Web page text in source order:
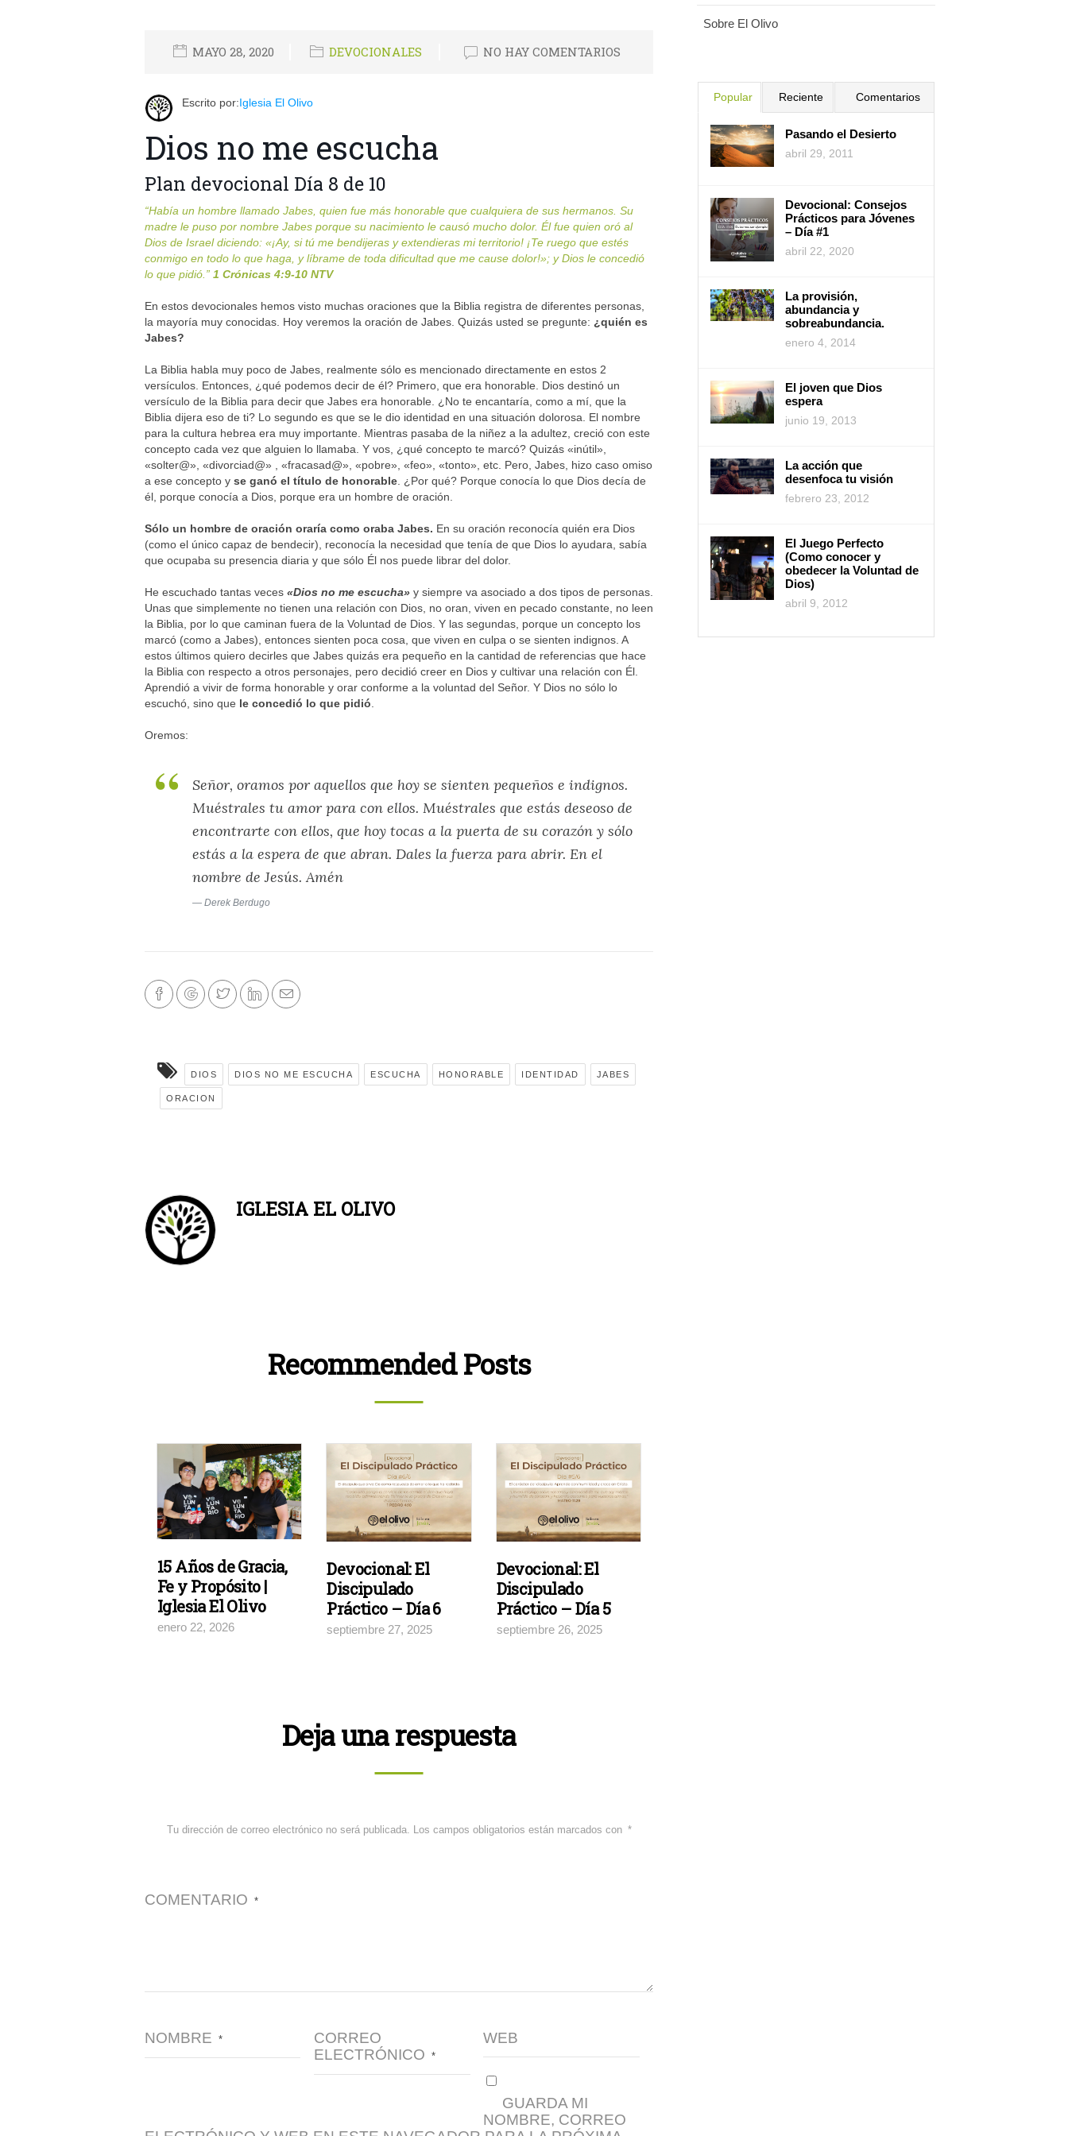
MAYO 28, 2020 DEVOCIONALES NO HAY COMENTARIOS
Escrito por:Iglesia El Olivo
Dios no me escucha
Plan devocional Día 8 de 10
“Había un hombre llamado Jabes, quien fue más honorable que cualquiera de sus hermanos. Su
madre le puso por nombre Jabes porque su nacimiento le causó mucho dolor. Él fue quien oró al
Dios de Israel diciendo: «¡Ay, si tú me bendijeras y extendieras mi territorio! ¡Te ruego que estés
conmigo en todo lo que haga, y líbrame de toda dificultad que me cause dolor!»; y Dios le concedió
lo que pidió. ” 1 Crónicas 4:9-10 NTV
En estos devocionales hemos visto muchas oraciones que la Biblia registra de diferentes personas,
la mayoría muy conocidas. Hoy veremos la oración de Jabes. Quizás usted se pregunte: ¿quién es
Jabes?
La Biblia habla muy poco de Jabes, realmente sólo es mencionado directamente en estos 2
versículos. Entonces, ¿qué podemos decir de él? Primero, que era honorable. Dios destinó un
versículo de la Biblia para decir que Jabes era honorable. ¿No te encantaría, como a mí, que la
Biblia dijera eso de ti? Lo segundo es que se le dio identidad en una situación dolorosa. El nombre
para la cultura hebrea era muy importante. Mientras pasaba de la niñez a la adultez, creció con este
concepto cada vez que alguien lo llamaba. Y vos, ¿qué concepto te marcó? Quizás «inútil»,
«solter@», «divorciad@» , «fracasad@», «pobre», «feo», «tonto», etc. Pero, Jabes, hizo caso omiso
a ese concepto y se ganó el título de honorable . ¿Por qué? Porque conocía lo que Dios decía de
él, porque conocía a Dios, porque era un hombre de oración.
Sólo un hombre de oración oraría como oraba Jabes. En su oración reconocía quién era Dios
(como el único capaz de bendecir), reconocía la necesidad que tenía de que Dios lo ayudara, sabía
que ocupaba su presencia diaria y que sólo Él nos puede librar del dolor.
He escuchado tantas veces «Dios no me escucha» y siempre va asociado a dos tipos de personas.
Unas que simplemente no tienen una relación con Dios, no oran, viven en pecado constante, no leen
la Biblia, por lo que caminan fuera de la Voluntad de Dios. Y las segundas, porque un concepto los
marcó (como a Jabes), entonces sienten poca cosa, que viven en culpa o se sienten indignos. A
estos últimos quiero decirles que Jabes quizás era pequeño en la cantidad de referencias que hace
la Biblia con respecto a otros personajes, pero decidió creer en Dios y cultivar una relación con Él.
Aprendió a vivir de forma honorable y orar conforme a la voluntad del Señor. Y Dios no sólo lo
escuchó, sino que le concedió lo que pidió
Oremos:
Señor, oramos por aquellos que hoy se sienten pequeños e indignos.
Muéstrales tu amor para con ellos. Muéstrales que estás deseoso de
encontrarte con ellos, que hoy tocas a la puerta de su corazón y sólo
estás a la espera de que abran. Dales la fuerza para abrir. En el
nombre de Jesús. Amén
Derek Berdugo
DIOS DIOS NO ME ESCUCHA ESCUCHA HONORABLE IDENTIDAD JABES
ORACION
IGLESIA EL OLIVO
Recommended Posts
15 Años de Gracia,
Fe y Propósito |
Iglesia El Olivo
enero 22, 2026
Devocional: El
Discipulado
Práctico – Día 6
septiembre 27, 2025
Devocional: El
Discipulado
Práctico – Día 5
septiembre 26, 2025
Deja una respuesta
Tu dirección de correo electrónico no será publicada. Los campos obligatorios están marcados con *
COMENTARIO *
NOMBRE *
CORREO
ELECTRÓNICO
*
WEB
GUARDA MI
NOMBRE, CORREO
Sobre El Olivo
Popular Reciente Comentarios
Pasando el Desierto
abril 29, 2011
Devocional: Consejos
Prácticos para Jóvenes
– Día #1
abril 22, 2020
La provisión,
abundancia y
sobreabundancia.
enero 4, 2014
El joven que Dios
espera
junio 19, 2013
La acción que
desenfoca tu visión
febrero 23, 2012
El Juego Perfecto
(Como conocer y
obedecer la Voluntad de
Dios)
abril 9, 2012